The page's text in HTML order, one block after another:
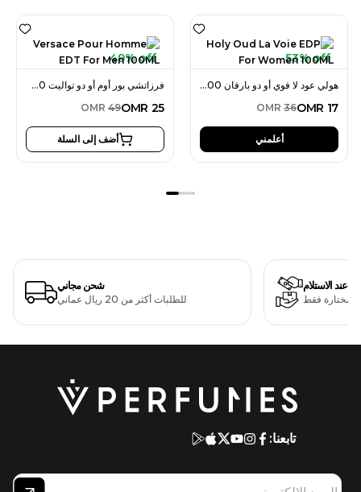
49% off
فرزاتشي بور أوم أو دو تواليت 100 مل للرجال
OMR 25
OMR 49
أضف إلى السلة
53% off
هولي عود لا فوي أو دو بارفان 100 مل للنساء
OMR 17
OMR 36
أعلمني
شحن مجاني
للطلبات أكثر من 20 ريال عماني
عند الاستلام
مختارة فقط
تابعنا: